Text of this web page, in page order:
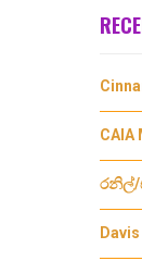
CAIA
රනිල්/